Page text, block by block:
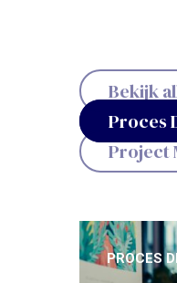
Bekijk
Proces
Project
PROCES